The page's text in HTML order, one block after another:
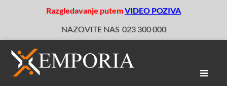
Razgledavanje putemVIDEO POZIVA
NAZOVITE NAS 023 300 000
Toggle